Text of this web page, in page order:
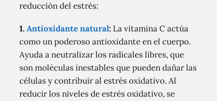
reducción del estrés:
1.Antioxidante natural: La vitamina C actúa
como un poderoso antioxidante en el cuerpo.
Ayuda a neutralizar los radicales libres, que
son moléculas inestables que pueden dañar las
células y contribuir al estrés oxidativo. Al
reducir los niveles de estrés oxidativo, se